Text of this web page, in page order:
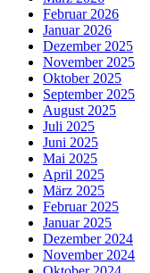
Februar 2026
Januar 2026
Dezember 2025
November 2025
Oktober 2025
September 2025
August 2025
Juli 2025
Juni 2025
Mai 2025
April 2025
März 2025
Februar 2025
Januar 2025
Dezember 2024
November 2024